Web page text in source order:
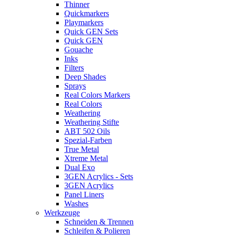
Thinner
Quickmarkers
Playmarkers
Quick GEN Sets
Quick GEN
Gouache
Inks
Filters
Deep Shades
Sprays
Real Colors Markers
Real Colors
Weathering
Weathering Stifte
ABT 502 Oils
Spezial-Farben
True Metal
Xtreme Metal
Dual Exo
3GEN Acrylics - Sets
3GEN Acrylics
Panel Liners
Washes
Werkzeuge
Schneiden & Trennen
Schleifen & Polieren